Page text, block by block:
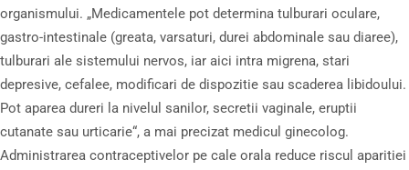
organismului. „Medicamentele pot determina tulburari oculare,
gastro-intestinale (greata, varsaturi, durei abdominale sau diaree),
tulburari ale sistemului nervos, iar aici intra migrena, stari
depresive, cefalee, modificari de dispozitie sau scaderea libidoului.
Pot aparea dureri la nivelul sanilor, secretii vaginale, eruptii
cutanate sau urticarie“, a mai precizat medicul ginecolog.
Administrarea contraceptivelor pe cale orala reduce riscul aparitiei